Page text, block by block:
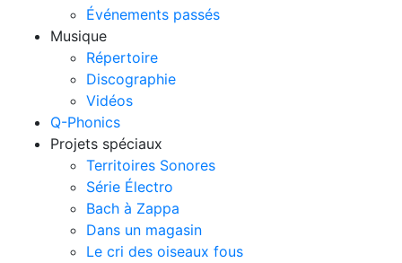
Événements passés
Musique
Répertoire
Discographie
Vidéos
Q-Phonics
Projets spéciaux
Territoires Sonores
Série Électro
Bach à Zappa
Dans un magasin
Le cri des oiseaux fous